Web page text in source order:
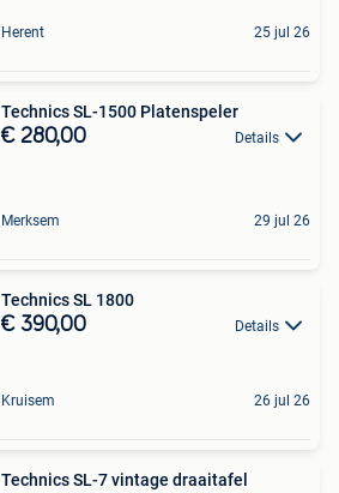
Herent 25 jul 26
Technics SL-1500 Platenspeler
€ 280,00 Details
Merksem 29 jul 26
Technics SL 1800
€ 390,00 Details
Kruisem 26 jul 26
Technics SL-7 vintage draaitafel